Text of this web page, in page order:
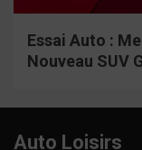
Essai Auto :
Nouveau SUV
Auto Loisirs